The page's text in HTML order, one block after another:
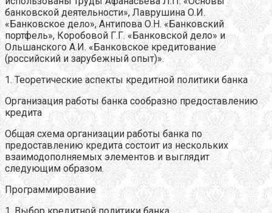
банковской деятельности», Лаврушина О.И.
«Банковское дело», Антипова О.Н. «Банковский
портфель», Коробовой Г.Г. «Банковской дело» и
Ольшанского А.И. «Банковское кредитование
(российский и зарубежный опыт)».
1. Теоретические аспекты кредитной политики банка
Организация работы банка сообразно предоставлению
кредита
Общая схема организации работы банка по
предоставлению кредита состоит из нескольких
взаимодополняемых элементов и выглядит
следующим образом.
Программирование